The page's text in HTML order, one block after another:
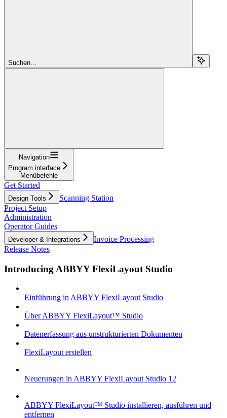
Suchen...
Navigation
Program interface
Menübefehle
Get Started
Design Tools
Scanning Station
Project Setup
Administration
Operator Guides
Developer & Integrations
Invoice Processing
Release Notes
Introducing ABBYY FlexiLayout Studio
Einführung in ABBYY FlexiLayout Studio
Über ABBYY FlexiLayout™ Studio
Datenerfassung aus unstrukturierten Dokumenten
FlexiLayout erstellen
Neuerungen in ABBYY FlexiLayout Studio 12
ABBYY FlexiLayout™ Studio installieren, ausführen und
entfernen